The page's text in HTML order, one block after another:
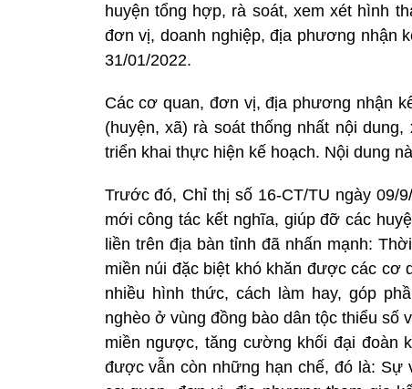
huyện tổng hợp, rà soát, xem xét hình
đơn vị, doanh nghiệp, địa phương nhận
31/01/2022.
Các cơ quan, đơn vị, địa phương nhận
(huyện, xã) rà soát thống nhất nội
triển khai thực hiện kế hoạch. Nội dung
Trước đó, Chỉ thị số 16-CT/TU ngày 09/
mới công tác kết nghĩa, giúp đỡ các
liền trên địa bàn tỉnh đã nhấn mạnh:
miền núi đặc biệt khó khăn được các cơ
nhiều hình thức, cách làm hay, góp
nghèo ở vùng đồng bào dân tộc thiểu số
miền ngược, tăng cường khối đại đoàn
được vẫn còn những hạn chế, đó là: Sự